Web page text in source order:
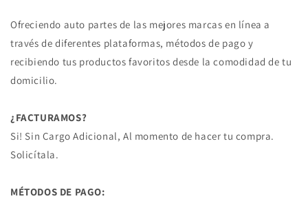
Ofreciendo auto partes de las mejores marcas en línea a
través de diferentes plataformas, métodos de pago y
recibiendo tus productos favoritos desde la comodidad de tu
domicilio.
¿FACTURAMOS?
Si! Sin Cargo Adicional, Al momento de hacer tu compra.
Solicítala.
MÉTODOS DE PAGO: